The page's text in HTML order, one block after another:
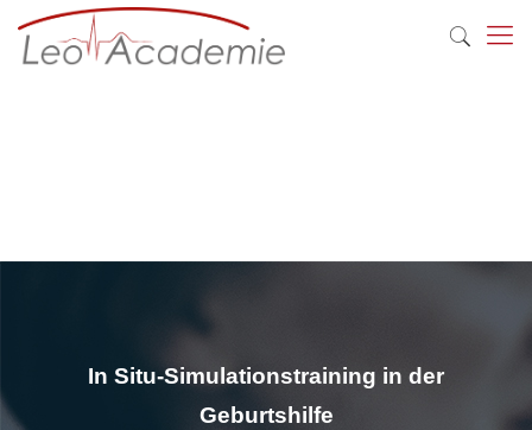
In Situ-Simulationstraining in der
Geburtshilfe